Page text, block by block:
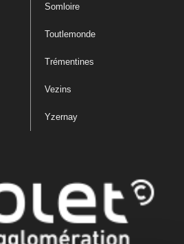
Somloire
Toutlemonde
Trémentines
Vezins
Yzernay